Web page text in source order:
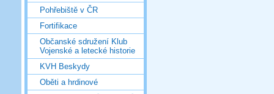
Pohřebiště v ČR
Fortifikace
Občanské sdružení Klub
Vojenské a letecké historie
KVH Beskydy
Oběti a hrdinové